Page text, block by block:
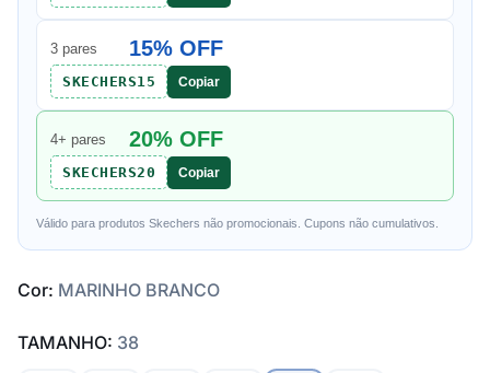
3 pares 15% OFF
SKECHERS15 Copiar
4+ pares 20% OFF
SKECHERS20 Copiar
Válido para produtos Skechers não promocionais. Cupons não cumulativos.
Cor: MARINHO BRANCO
TAMANHO: 38